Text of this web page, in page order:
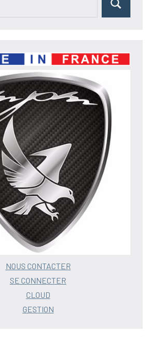
Rechercher
NOUS CONTACTER
SE CONNECTER
CLOUD
GESTION